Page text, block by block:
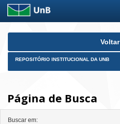
Skip
Voltar
REPOSITÓRIO INSTITUCIONAL DA UNB
Página de Busca
Buscar em: